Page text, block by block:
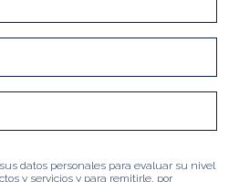
datos personales para evaluar su nivel
y servicios y para remitirle, por